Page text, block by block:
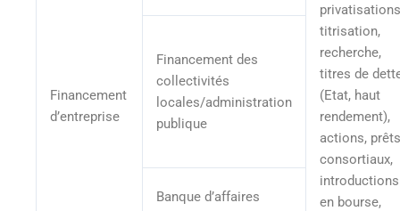
Financement
d’entreprise
titrisation,
recherche,
titres de
(Etat, haut
rendement),
actions,
consortiaux,
introductions
en bourse,
Financement des
collectivités
locales/administration
publique
Banque d’affaires